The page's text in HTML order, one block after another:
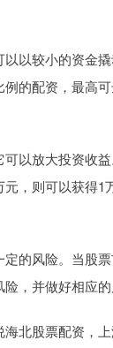
以较小的资金
的配资，最高
以放大投资收
，则可以获得
的风险。当股
，并做好相应的
北股票配资，